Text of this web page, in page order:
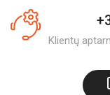
Klientų